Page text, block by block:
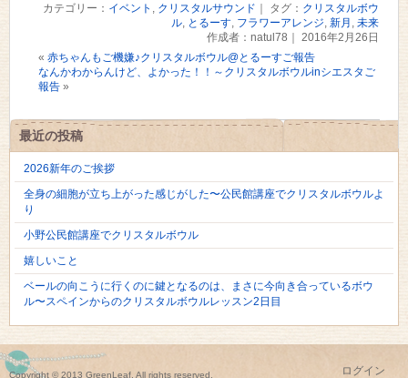
カテゴリー： イベント , クリスタルサウンド ｜ タグ： クリスタルボウ
ル, とるーす, フラワーアレンジ, 新月 , 未来
作成者：natul78｜ 2016年2月26日
«赤ちゃんもご機嫌♪クリスタルボウル@とるーすご報告
なんかわからんけど、よかった！！～クリスタルボウルinシエスタご
報告 »
最近の投稿
2026新年のご挨拶
全身の細胞が立ち上がった感じがした〜公民館講座でクリスタルボウルよ
り
小野公民館講座でクリスタルボウル
嬉しいこと
ベールの向こうに行くのに鍵となるのは、まさに今向き合っているボウ
ル〜スペインからのクリスタルボウルレッスン2日目
Copyright © 2013 GreenLeaf, All rights reserved. ログイン